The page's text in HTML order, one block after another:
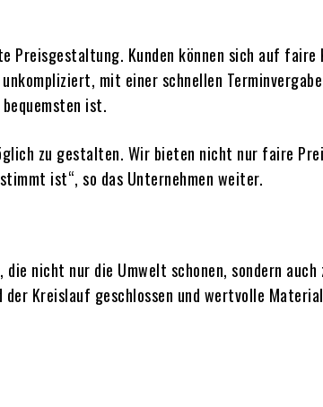
Kunden können sich auf faire
mit einer schnellen
ist.
zu gestalten. Wir bieten nicht nur faire
ist“, so das Unternehmen weiter.
nicht nur die Umwelt schonen, sondern auch
Kreislauf geschlossen und wertvolle